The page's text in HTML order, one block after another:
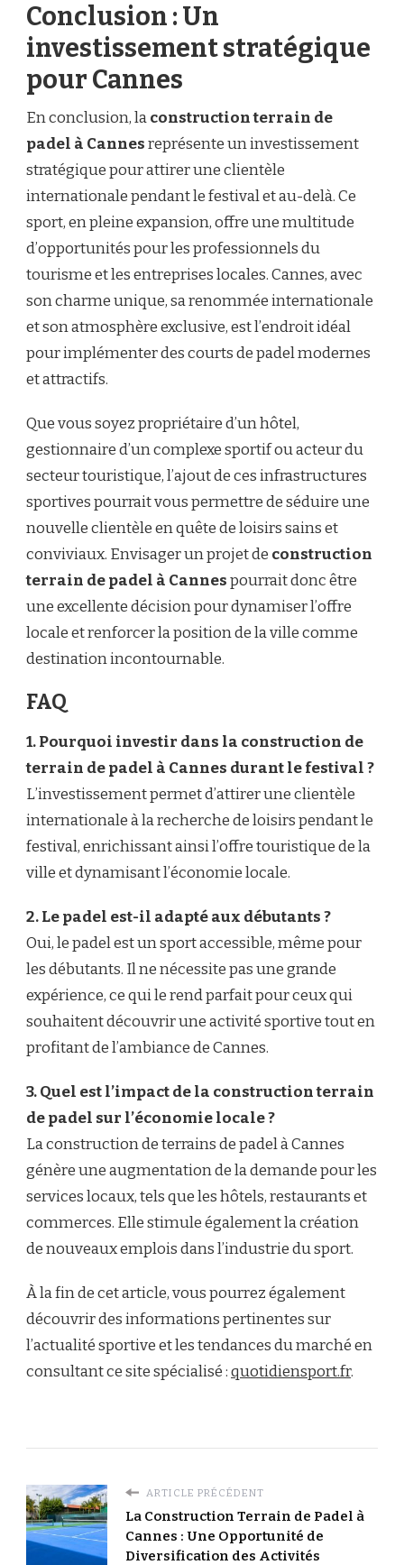
Conclusion : Un
investissement stratégique
pour Cannes
En conclusion, laconstruction terrain de
padel à Cannesreprésente un investissement
stratégique pour attirer une clientèle
internationale pendant le festival et au-delà. Ce
sport, en pleine expansion, offre une multitude
d’opportunités pour les professionnels du
tourisme et les entreprises locales. Cannes, avec
son charme unique, sa renommée internationale
et son atmosphère exclusive, est l’endroit idéal
pour implémenter des courts de padel modernes
et attractifs.
Que vous soyez propriétaire d’un hôtel,
gestionnaire d’un complexe sportif ou acteur du
secteur touristique, l’ajout de ces infrastructures
sportives pourrait vous permettre de séduire une
nouvelle clientèle en quête de loisirs sains et
conviviaux. Envisager un projet de construction
terrain de padel à Cannespourrait donc être
une excellente décision pour dynamiser l’offre
locale et renforcer la position de la ville comme
destination incontournable.
FAQ
1. Pourquoi investir dans la construction de
terrain de padel à Cannes durant le festival ?
L’investissement permet d’attirer une clientèle
internationale à la recherche de loisirs pendant le
festival, enrichissant ainsi l’offre touristique de la
ville et dynamisant l’économie locale.
2. Le padel est-il adapté aux débutants ?
Oui, le padel est un sport accessible, même pour
les débutants. Il ne nécessite pas une grande
expérience, ce qui le rend parfait pour ceux qui
souhaitent découvrir une activité sportive tout en
profitant de l’ambiance de Cannes.
3. Quel est l’impact de la construction terrain
de padel sur l’économie locale ?
La construction de terrains de padel à Cannes
génère une augmentation de la demande pour les
services locaux, tels que les hôtels, restaurants et
commerces. Elle stimule également la création
de nouveaux emplois dans l’industrie du sport.
À la fin de cet article, vous pourrez également
découvrir des informations pertinentes sur
l’actualité sportive et les tendances du marché en
consultant ce site spécialisé :quotidiensport.fr.
ARTICLE PRÉCÉDENT
La Construction Terrain de Padel à
Cannes : Une Opportunité de
Diversification des Activités